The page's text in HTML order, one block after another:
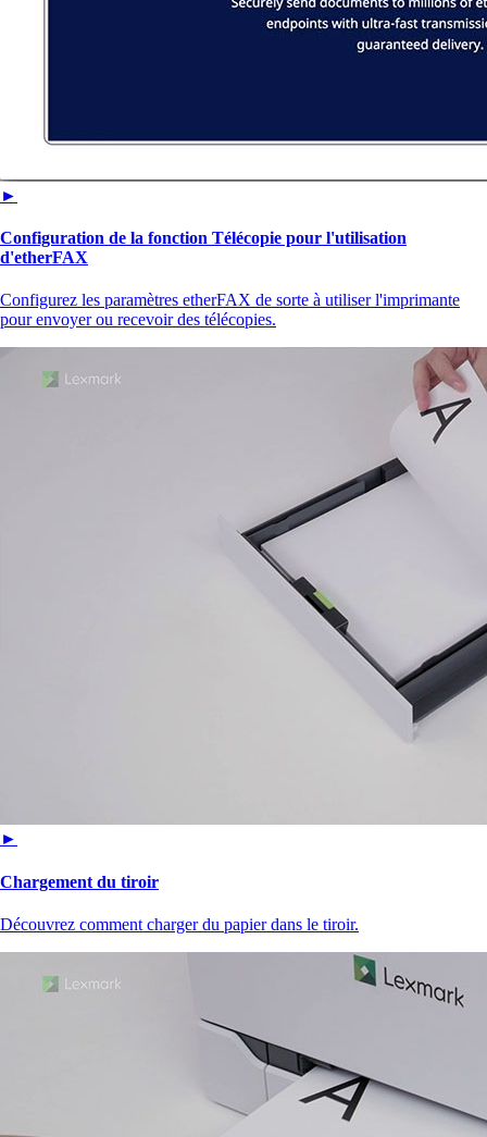
►
Configuration de la fonction Télécopie pour l'utilisation
d'etherFAX
Configurez les paramètres etherFAX de sorte à utiliser l'imprimante
pour envoyer ou recevoir des télécopies.
►
Chargement du tiroir
Découvrez comment charger du papier dans le tiroir.